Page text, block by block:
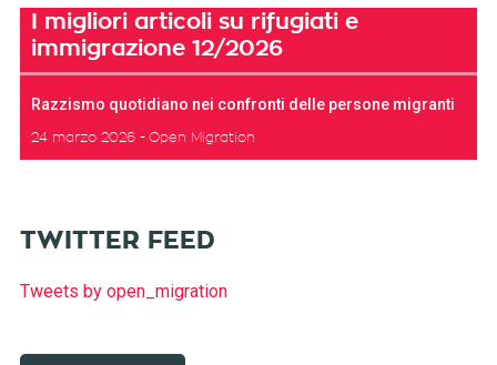
I migliori articoli su rifugiati e
immigrazione 12/2026
Razzismo quotidiano nei confronti delle persone migranti
24 marzo 2026 Open Migration
TWITTER FEED
Tweets by open_migration